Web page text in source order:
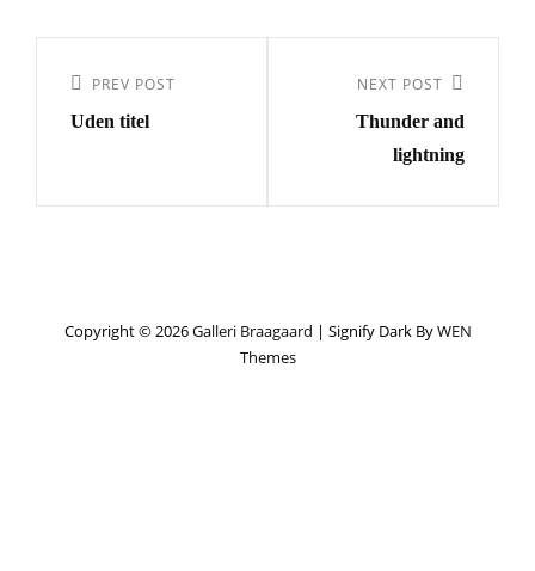
Previous
Post
PREV POST
Uden titel
NEXT POST
Thunder and
lightning
Copyright © 2026Galleri Braagaard | Signify Dark ByWEN
Themes